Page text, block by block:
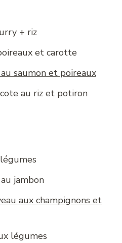
+ riz
et carotte
au saumon et poireaux
au riz et potiron
jambon
aux champignons et
légumes